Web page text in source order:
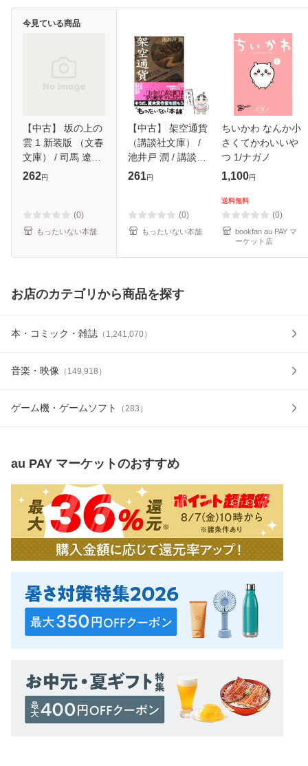
【中古】 坂の上の
雲 1 新装版 （文春
文庫） / 司馬 遼太
郎 / 文藝春秋 [文
262円
(0)
もったいない本舗
今見ている商品
【中古】 架空通貨
（講談社文庫） /
池井戸 潤 / 講談社
[文庫]【メール便送
261円
(0)
もったいない本舗
ちいかわ なんか小
さくてかわいいや
つ 1/ナガノ
1,100円
送料無料
(0)
bookfan au PAY マ
ーケット店
お店のカテゴリから商品を探す
本・コミック・雑誌 （ 1,241,070）
音楽・映像 （ 149,918 ）
ゲーム機・ゲームソフト （283 ）
au PAY マーケットのおすすめ